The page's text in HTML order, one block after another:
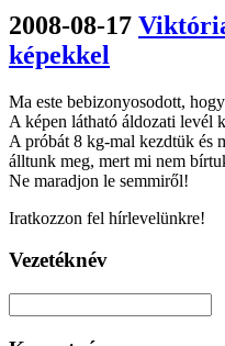
2008-08-17
képekkel
Ma este bebizonyosodott,
A képen látható áldozati levél
A próbát 8 kg-mal kezdtük és
álltunk meg, mert mi nem
Ne maradjon le semmiről!
Iratkozzon fel hírlevelünkre!
Vezetéknév